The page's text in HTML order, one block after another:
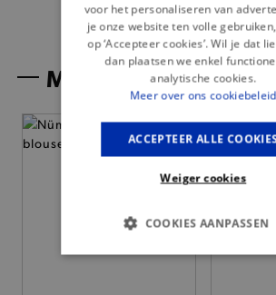
Misschien is dit iets
voor het personaliseren van
je onze website ten volle
op ‘Accepteer cookies’. Wil je dat
dan plaatsen we enkel
analytische cookies.
Meer over ons cookiebeleid
ACCEPTEER ALLE
Weiger cookies
COOKIES AANPASSEN
BASIS COOKIES